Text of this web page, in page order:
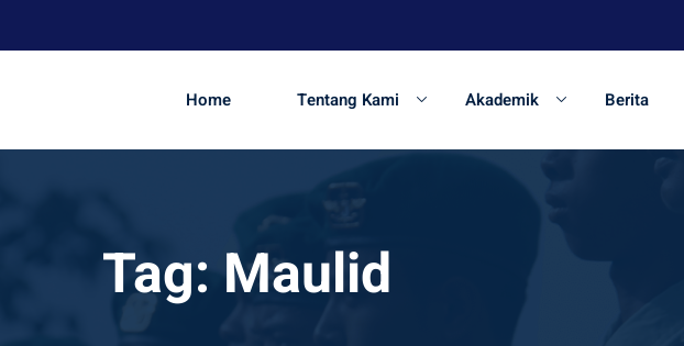
Home Tentang Kami Akademik Berita
Tag: Maulid